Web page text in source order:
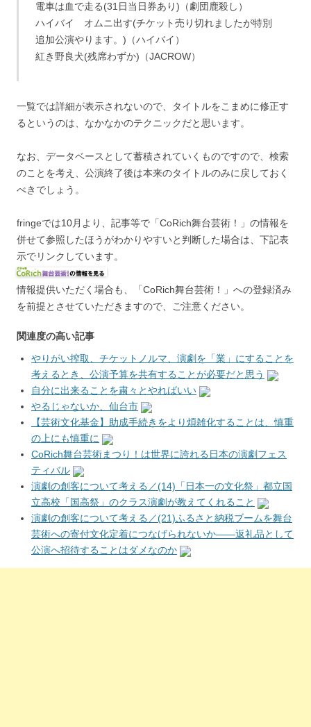
電車は血で走る(31日当日券あり)（劇団鹿殺し）
ハイバイ オムニ出す(チケット売り切れましたが特別
追加公演やります。)（ハイバイ）
紅き野良犬(残席わずか)（JACROW）
一覧では詳細が表示されないので、タイトルをこまめに修正す
るというのは、なかなかのテクニックだと思います。
なお、データベースとして蓄積されていくものですので、検索
のことを考え、公演終了後は本来のタイトルのみに戻しておく
べきでしょう。
fringeでは10月より、記事等で「CoRich舞台芸術！」の情報を
併せて参照したほうがわかりやすいと判断した場合は、下記表
示でリンクしています。
情報提供いただく場合も、「CoRich舞台芸術！」への登録済み
を前提とさせていただきますので、ご注意ください。
関連度の高い記事
やりがい搾取、チケットノルマ、演劇を「業」にすることを
考えるとき、公演予算を共有することが必要だと思う
自分に出来ることを粛々とやればいい
やるじゃないか、仙台市
【芸術文化基金】助成手続きをより煩雑化することは、慎重
の上にも慎重に
CoRich舞台芸術まつり！は世界に誇れる日本の演劇フェス
ティバル
演劇の創客について考える／(14)「日本一の文化祭」都立国
立高校「国高祭」のクラス演劇が教えてくれること
演劇の創客について考える／(21)ふるさと納税ブームを舞台
芸術への寄付文化定着につなげられないか――返礼品として
公演へ招待することはダメなのか